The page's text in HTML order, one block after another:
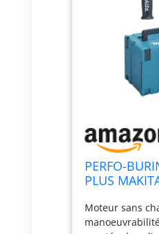
PERFO-
PLUS
LIVRÉ EN
MAKPAC -
Moteur sans